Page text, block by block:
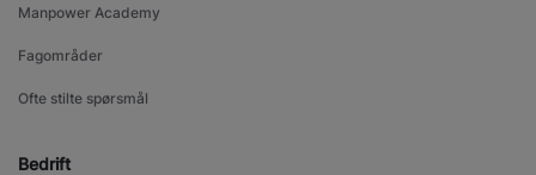
Manpower Academy
Fagområder
Ofte stilte spørsmål
Bedrift